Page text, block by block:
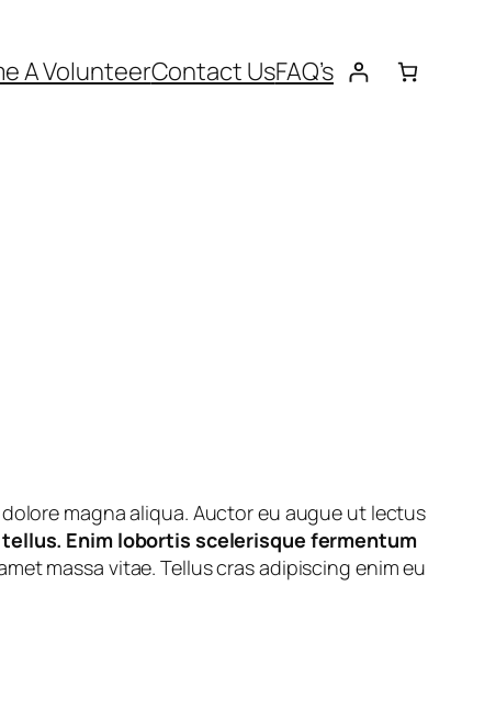
A VolunteerContact UsFAQ’s
magna aliqua. Auctor eu augue ut lectus
Enim lobortis scelerisque fermentum
massa vitae. Tellus cras adipiscing enim eu